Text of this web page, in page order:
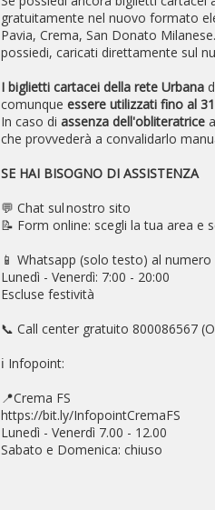
gratuitamente nel nuovo formato
Pavia, Crema, San Donato
possiedi, caricati direttamente sul
I biglietti cartacei della rete Urbana
comunque essere utilizzati fino al
In caso di assenza dell'obliteratrice
che provvederà a convalidarlo
SE HAI BISOGNO DI ASSISTENZA
💬 Chat sul nostro sito
📝 Form online: scegli la tua area e
📱 Whatsapp (solo testo) al numero
Lunedì - Venerdì: 7:00 - 20:00
Escluse festività
📞 Call center gratuito 800086567
ℹ️ Infopoint:
📍Crema FS
https://bit.ly/InfopointCremaFS
Lunedì - Venerdì 7.00 - 12.00
Sabato e Domenica: chiuso